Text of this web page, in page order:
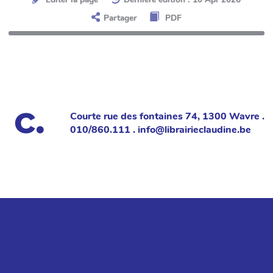
Partager
PDF
Courte rue des fontaines 74, 1300 Wavre .
010/860.111 . info@librairieclaudine.be